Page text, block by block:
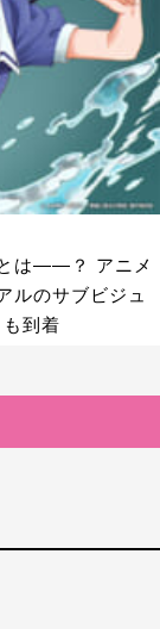
とは――？ アニメ
ルのサブビジュ
到着